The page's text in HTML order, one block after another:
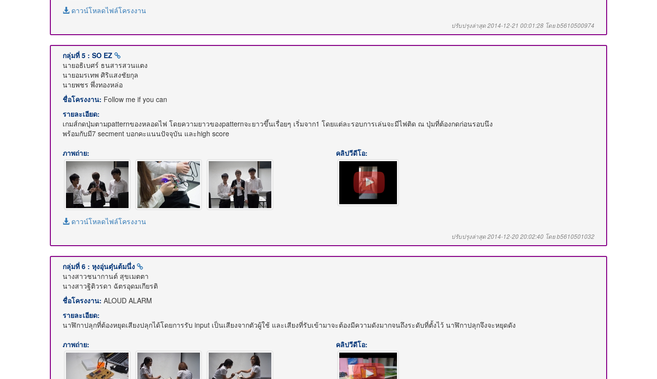
ดาวน์โหลดไฟล์โครงงาน
ปรับปรุงล่าสุด 2014-12-21 00:01:28 โดย b5610500974
กลุ่มที่ 5 : SO EZ
นายอธิเบศร์ ธนสารสวนแตง
นายอมรเทพ ศิริแสงชัยกุล
นายพชร พึ่งทองหล่อ
ชื่อโครงงาน: Follow me if you can
รายละเอียด:
เกมส์กดปุ่มตามpatternของหลอดไฟ โดยความยาวของpatternจะยาวขึ้นเรื่อยๆ เริ่มจาก1 โดยแต่ละรอบการเล่นจะมีไฟติด ณ ปุ่มที่ต้องกดก่อนรอบนึง
พร้อมกับมี7 secment บอกคะแนนปัจจุบัน และhigh score
ภาพถ่าย:
คลิปวีดีโอ:
ดาวน์โหลดไฟล์โครงงาน
ปรับปรุงล่าสุด 2014-12-20 20:02:40 โดย b5610501032
กลุ่มที่ 6 : หุงอุ่นตุ๋นต้มนึ่ง
นางสาวชนากานต์ สุขเมตตา
นางสาวฐิติวรดา ฉัตรอุดมเกียรติ
ชื่อโครงงาน: ALOUD ALARM
รายละเอียด:
นาฬิกาปลุกที่ต้องหยุดเสียงปลุกได้โดยการรับ input เป็นเสียงจากตัวผู้ใช้ และเสียงที่รับเข้ามาจะต้องมีความดังมากจนถึงระดับที่ตั้งไว้ นาฬิกาปลุกจึงจะหยุดดัง
ภาพถ่าย:
คลิปวีดีโอ: